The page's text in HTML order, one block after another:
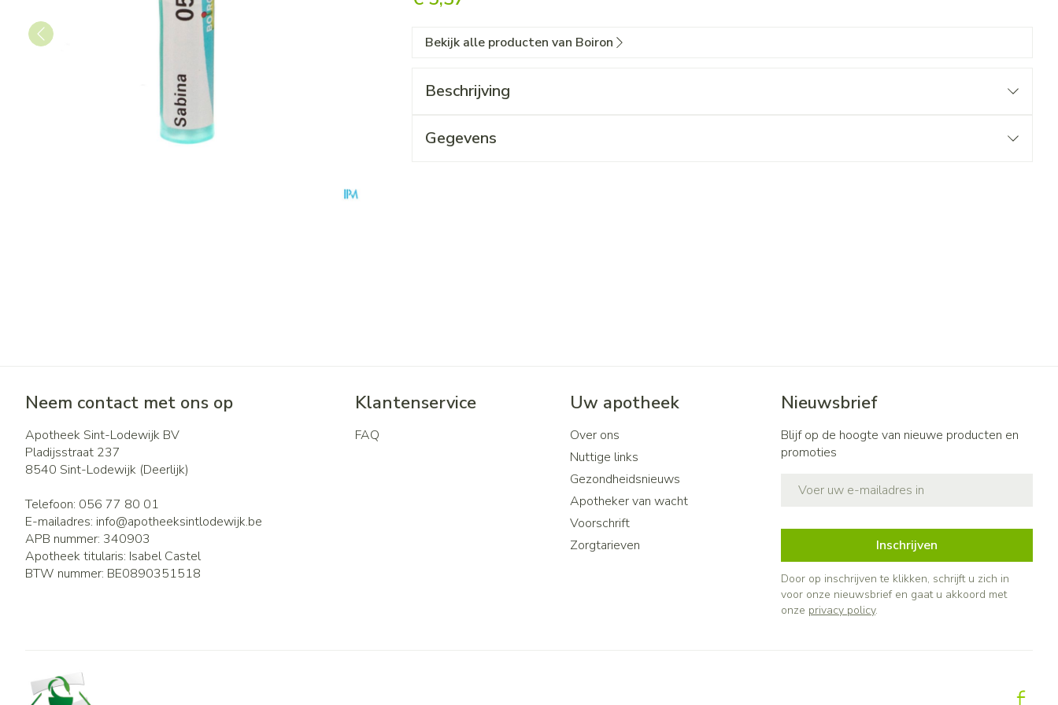
Bekijk alle producten van Boiron
Beschrijving
Gegevens
Neem contact met ons op
Apotheek Sint-Lodewijk BV
Pladijsstraat 237
8540 Sint-Lodewijk (Deerlijk)
Telefoon: 056 77 80 01
E-mailadres: info@apotheeksintlodewijk.be
APB nummer: 340903
Apotheek titularis: Isabel Castel
BTW nummer: BE0890351518
Klantenservice
FAQ
Uw apotheek
Over ons
Nuttige links
Gezondheidsnieuws
Apotheker van wacht
Voorschrift
Zorgtarieven
Nieuwsbrief
Blijf op de hoogte van nieuwe producten en
promoties
Inschrijven
Door op inschrijven te klikken, schrijft u zich in
voor onze nieuwsbrief en gaat u akkoord met
onze privacy policy.